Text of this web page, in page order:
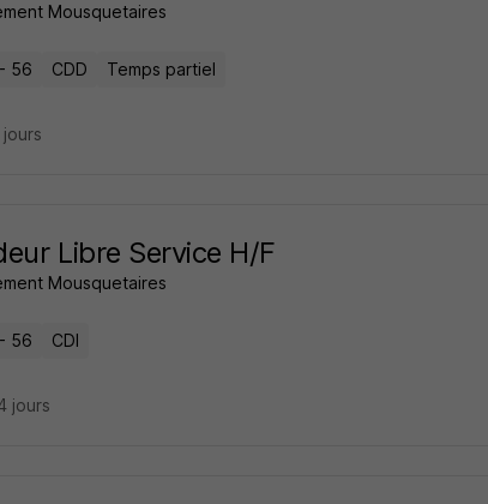
Mousquetaires
56 CDD Temps partiel
Libre Service H/F
Mousquetaires
56 CDI
jours